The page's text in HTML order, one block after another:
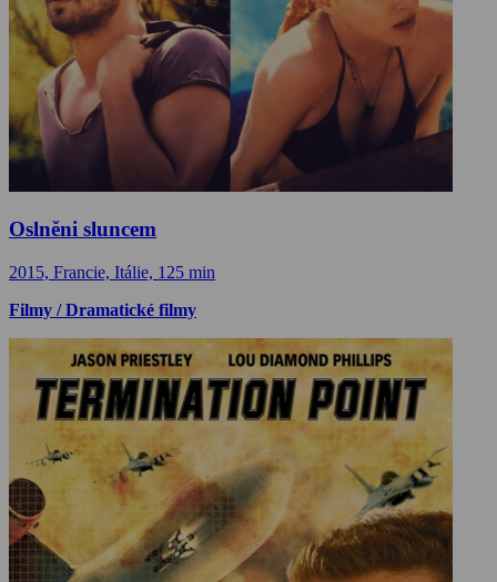
Oslněni sluncem
2015, Francie, Itálie, 125 min
Filmy / Dramatické filmy